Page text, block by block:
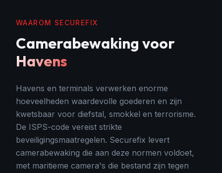
WAAROM SECUREFIX
Camerabewaking voor
Havens
Havens en terminals verwerken enorme
hoeveelheden waardevolle goederen en zijn
kwetsbaar voor diefstal, smokkel en terrorisme.
De ISPS-code vereist strikte
beveiligingsmaatregelen. Securefix levert
camerabewaking die aan deze normen voldoet,
met maritieme camera's die bestand zijn tegen